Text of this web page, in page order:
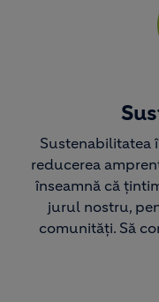
Sustenabilitatea
reducerea
înseamnă că
jurul nostru,
comunități. Să